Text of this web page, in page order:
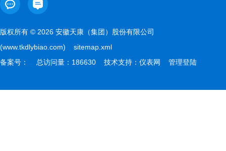
版权所有 © 2026 安徽天康（集团）股份有限公司
(www.tkdlybiao.com) sitemap.xml
备案号：
总访问量：186630 技术支持： 仪表网 管理登陆